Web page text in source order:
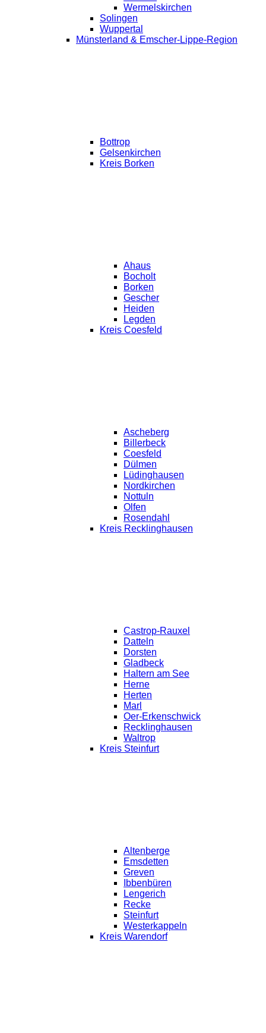
Wermelskirchen
Solingen
Wuppertal
Münsterland & Emscher-Lippe-Region
Bottrop
Gelsenkirchen
Kreis Borken
Ahaus
Bocholt
Borken
Gescher
Heiden
Legden
Kreis Coesfeld
Ascheberg
Billerbeck
Coesfeld
Dülmen
Lüdinghausen
Nordkirchen
Nottuln
Olfen
Rosendahl
Kreis Recklinghausen
Castrop-Rauxel
Datteln
Dorsten
Gladbeck
Haltern am See
Herne
Herten
Marl
Oer-Erkenschwick
Recklinghausen
Waltrop
Kreis Steinfurt
Altenberge
Emsdetten
Greven
Ibbenbüren
Lengerich
Recke
Steinfurt
Westerkappeln
Kreis Warendorf